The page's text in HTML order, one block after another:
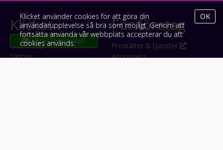
Klicket
Om Klicket
Säljtips
För företag
Produkter & tjänster
Annonsera
Klicket använder cookies för att göra din
användarupplevelse så bra som möjligt. Genom att
fortsätta använda vår webbplats accepterar du att
cookies används.
OK